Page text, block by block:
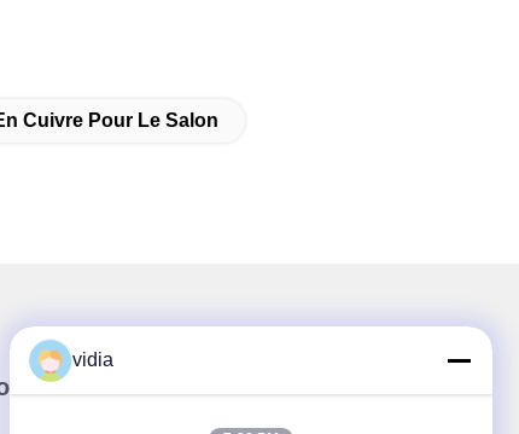
Cuivre Pour Le Salon
newsletter
vidia